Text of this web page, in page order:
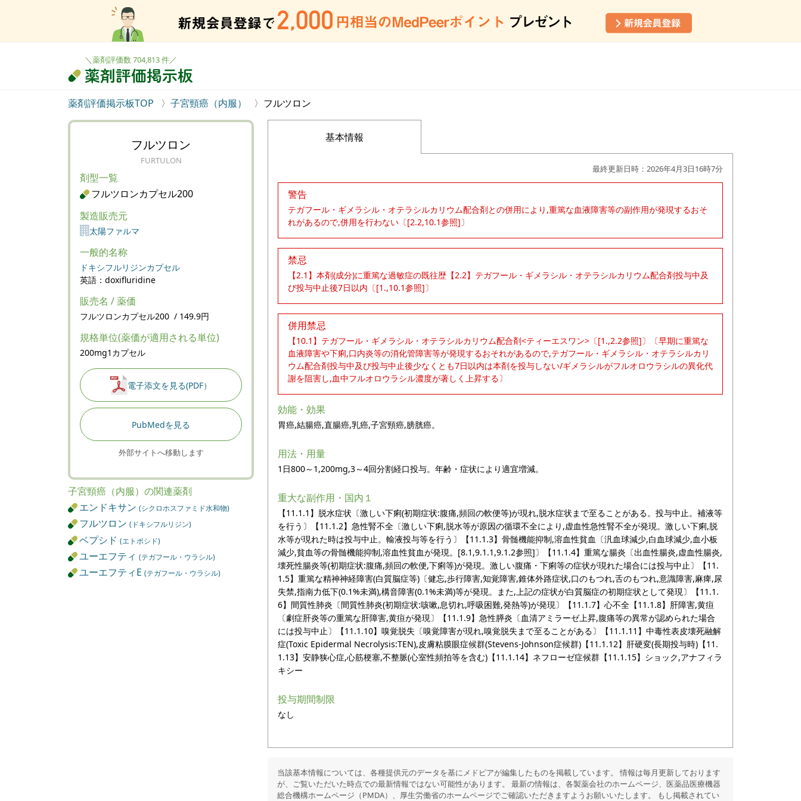
＼薬剤評価数 704,813 件／
薬剤評価掲示板TOP 子宮頸癌（内服） フルツロン
フルツロン
FURTULON
剤型一覧
フルツロンカプセル200
製造販売元
太陽ファルマ
一般的名称
ドキシフルリジンカプセル
英語：doxifluridine
販売名 / 薬価
フルツロンカプセル200 / 149.9円
規格単位(薬価が適用される単位)
200mg1カプセル
電子添文を見る(PDF）
PubMedを見る
外部サイトへ移動します
子宮頸癌（内服）の関連薬剤
エンドキサン(シクロホスファミド水和物)
フルツロン(ドキシフルリジン)
ベプシド(エトポシド)
ユーエフティ(テガフール・ウラシル)
ユーエフティE(テガフール・ウラシル)
基本情報
最終更新日時：2026年4月3日16時7分
警告
テガフール・ギメラシル・オテラシルカリウム配合剤との併用により,重篤な血液障害等の副作用が発現するおそ
れがあるので,併用を行わない〔[2.2,10.1参照]〕
禁忌
【2.1】本剤(成分)に重篤な過敏症の既往歴【2.2】テガフール・ギメラシル・オテラシルカリウム配合剤投与中及
び投与中止後7日以内〔[1.,10.1参照]〕
併用禁忌
【10.1】テガフール・ギメラシル・オテラシルカリウム配合剤<ティーエスワン>〔[1.,2.2参照]〕〔早期に重篤な
血液障害や下痢,口内炎等の消化管障害等が発現するおそれがあるので,テガフール・ギメラシル・オテラシルカリ
ウム配合剤投与中及び投与中止後少なくとも7日以内は本剤を投与しない/ギメラシルがフルオロウラシルの異化代
謝を阻害し,血中フルオロウラシル濃度が著しく上昇する〕
効能・効果
胃癌,結腸癌,直腸癌,乳癌,子宮頸癌,膀胱癌。
用法・用量
1日800～1,200mg,3～4回分割経口投与。年齢・症状により適宜増減。
重大な副作用・国内１
【11.1.1】脱水症状〔激しい下痢(初期症状:腹痛,頻回の軟便等)が現れ,脱水症状まで至ることがある。投与中止。補液等
を行う〕【11.1.2】急性腎不全〔激しい下痢,脱水等が原因の循環不全により,虚血性急性腎不全が発現。激しい下痢,脱
水等が現れた時は投与中止。輸液投与等を行う〕【11.1.3】骨髄機能抑制,溶血性貧血〔汎血球減少,白血球減少,血小板
減少,貧血等の骨髄機能抑制,溶血性貧血が発現。[8.1,9.1.1,9.1.2参照]〕【11.1.4】重篤な腸炎〔出血性腸炎,虚血性腸炎,
壊死性腸炎等(初期症状:腹痛,頻回の軟便,下痢等)が発現。激しい腹痛・下痢等の症状が現れた場合には投与中止〕【11.
1.5】重篤な精神神経障害(白質脳症等)〔健忘,歩行障害,知覚障害,錐体外路症状,口のもつれ,舌のもつれ,意識障害,麻痺,尿
失禁,指南力低下(0.1%未満),構音障害(0.1%未満)等が発現。また,上記の症状が白質脳症の初期症状として発現〕【11.1.
6】間質性肺炎〔間質性肺炎(初期症状:咳嗽,息切れ,呼吸困難,発熱等)が発現〕【11.1.7】心不全【11.1.8】肝障害,黄疸
〔劇症肝炎等の重篤な肝障害,黄疸が発現〕【11.1.9】急性膵炎〔血清アミラーゼ上昇,腹痛等の異常が認められた場合
には投与中止〕【11.1.10】嗅覚脱失〔嗅覚障害が現れ,嗅覚脱失まで至ることがある〕【11.1.11】中毒性表皮壊死融解
症(Toxic Epidermal Necrolysis:TEN),皮膚粘膜眼症候群(Stevens-Johnson症候群)【11.1.12】肝硬変(長期投与時)【11.
1.13】安静狭心症,心筋梗塞,不整脈(心室性頻拍等を含む)【11.1.14】ネフローゼ症候群【11.1.15】ショック,アナフィラ
キシー
投与期間制限
なし
当該基本情報については、各種提供元のデータを基にメドピアが編集したものを掲載しています。 情報は毎月更新しております
が、ご覧いただいた時点での最新情報ではない可能性があります。 最新の情報は、各製薬会社のホームページ、医薬品医療機器
総合機構ホームページ（PMDA）、厚生労働省のホームページでご確認いただきますようお願いいたします。 もし掲載されてい